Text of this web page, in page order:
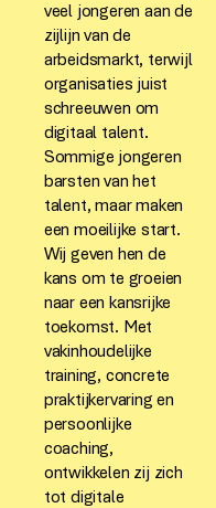
veel jongeren aan de
zijlijn van de
arbeidsmarkt, terwijl
organisaties juist
schreeuwen om
digitaal talent.
Sommige jongeren
barsten van het
talent, maar maken
een moeilijke start.
Wij geven hen de
kans om te groeien
naar een kansrijke
toekomst. Met
vakinhoudelijke
training, concrete
praktijkervaring en
persoonlijke
coaching,
ontwikkelen zij zich
tot digitale